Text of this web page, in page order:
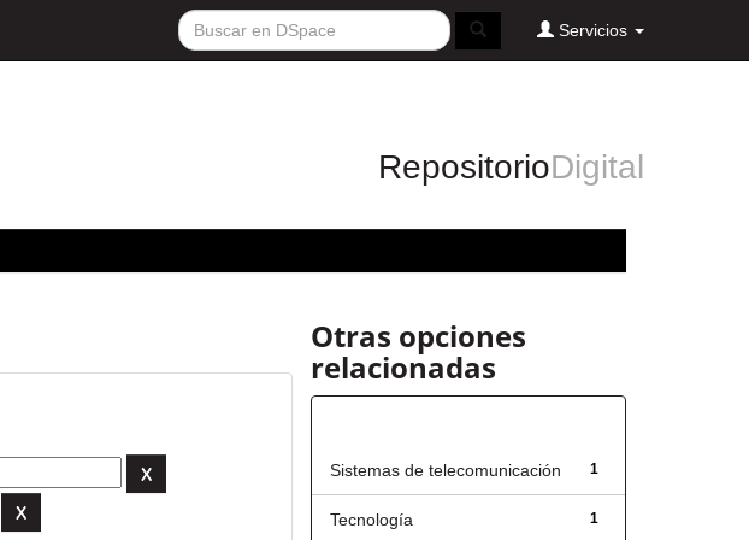
Servicios
RepositorioDigital
Otras opciones
relacionadas
1
Sistemas de telecomunicación
1
Tecnología